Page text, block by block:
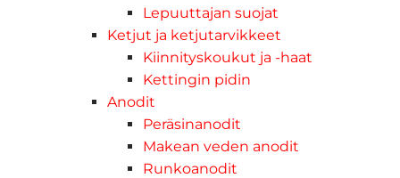
Lepuuttajan suojat
Ketjut ja ketjutarvikkeet
Kiinnityskoukut ja -haat
Kettingin pidin
Anodit
Peräsinanodit
Makean veden anodit
Runkoanodit